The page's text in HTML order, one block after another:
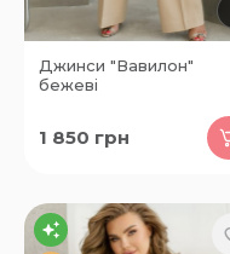
Джинси "Вавилон"
бежеві
1 850 грн